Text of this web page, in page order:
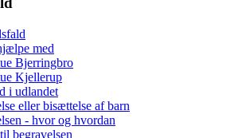
med
Bjerringbro
Kjellerup
i udlandet
eller bisættelse af barn
- hvor og hvordan
begravelsen